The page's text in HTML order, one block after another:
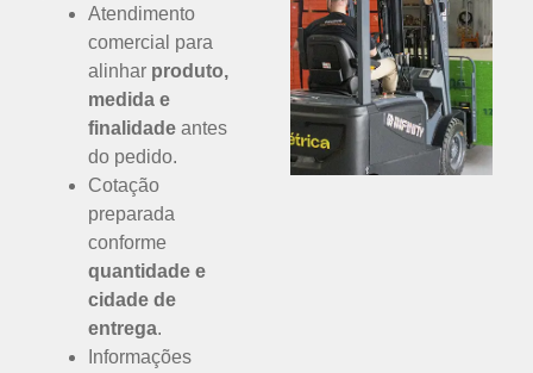
Atendimento
comercial para
alinhar produto,
medida e
finalidade antes
do pedido.
Cotação
preparada
conforme
quantidade e
cidade de
entrega.
Informações